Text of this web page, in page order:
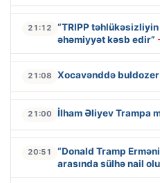
21:12
“TRIPP təhlükəsizliyin
əhəmiyyət kəsb edir”
21:08 Xocavənddə
21:00 İlham Əliyev Trampa
20:51
“Donald Tramp
arasında sülhə nail